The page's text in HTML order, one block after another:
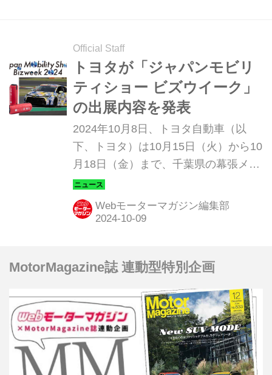
Official Staff
トヨタが「ジャパンモビリ
ティショー ビズウイーク」
の出展内容を発表
2024年10月8日、トヨタ自動車（以
下、トヨタ）は10月15日（火）から10
月18日（金）まで、千葉県の幕張メッ
セで開催される「ジャパンモビリティ
ショー ビズウィーク（JAPAN
MOBILITY SHOW BIZWEEK）2024」
Webモーターマガジン編集部
MotorMagazine誌 連動型特別企画